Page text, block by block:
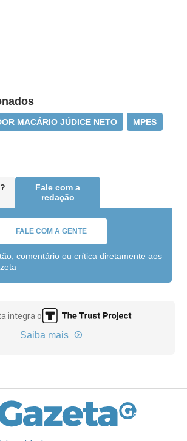
MACÁRIO JÚDICE NETO MPES
Fale com a
redação
FALE COM A GENTE
comentário ou crítica diretamente aos
integra o
Saiba mais